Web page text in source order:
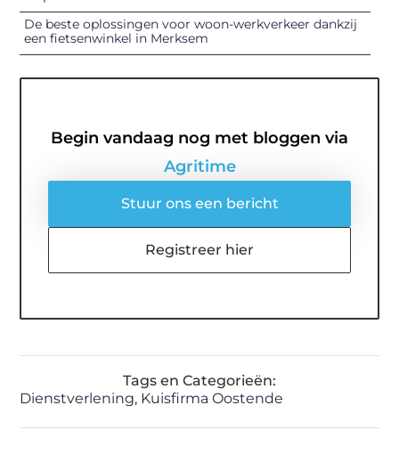
De beste oplossingen voor woon-werkverkeer dankzij
een fietsenwinkel in Merksem
Begin vandaag nog met bloggen via
Agritime
Stuur ons een bericht
Registreer hier
Tags en Categorieën:
Dienstverlening, Kuisfirma Oostende